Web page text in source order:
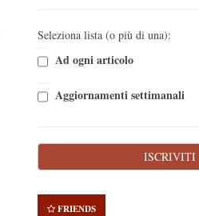
Seleziona lista (o più di una):
Ad ogni articolo
Aggiornamenti settimanali
FRIENDS